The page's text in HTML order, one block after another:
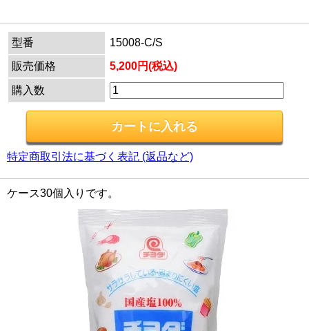
型番
15008-C/S
販売価格
5,200円(税込)
購入数
特定商取引法に基づく表記 (返品など)
ケース30個入りです。